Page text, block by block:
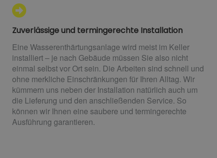
Zuverlässige und termingerechte Installation
Eine Wasserenthärtungsanlage wird meist im Keller
installiert – je nach Gebäude müssen Sie also nicht
einmal selbst vor Ort sein. Die Arbeiten sind schnell und
ohne merkliche Einschränkungen für Ihren Alltag. Wir
kümmern uns neben der Installation natürlich auch um
die Lieferung und den anschließenden Service. So
können wir Ihnen eine saubere und termingerechte
Ausführung garantieren.